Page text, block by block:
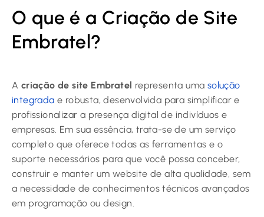
O que é a Criação de Site
Embratel?
A criação de site Embratel representa uma solução
integrada e robusta, desenvolvida para simplificar e
profissionalizar a presença digital de indivíduos e
empresas. Em sua essência, trata-se de um serviço
completo que oferece todas as ferramentas e o
suporte necessários para que você possa conceber,
construir e manter um website de alta qualidade, sem
a necessidade de conhecimentos técnicos avançados
em programação ou design.